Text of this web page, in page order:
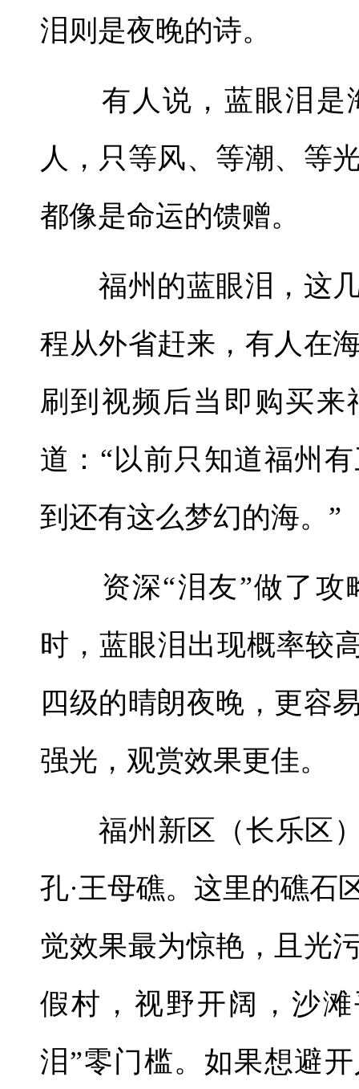
泪则是夜晚的诗。
有人说，蓝眼泪是
人，只等风、等潮、等
都像是命运的馈赠。
福州的蓝眼泪，这几
程从外省赶来，有人在
刷到视频后当即购买
道：“以前只知道福州
到还有这么梦幻的海。”
资深“泪友”做了攻
时，蓝眼泪出现概率较
四级的晴朗夜晚，更容
强光，观赏效果更佳。
福州新区（长乐区）
孔·王母礁。这里的礁石
觉效果最为惊艳，且光
假村，视野开阔，沙
泪”零门槛。如果想避